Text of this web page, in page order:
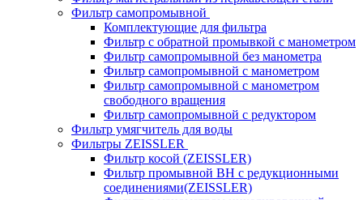
Фильтр самопромывной
Комплектующие для фильтра
Фильтр с обратной промывкой c манометром
Фильтр самопромывной без манометра
Фильтр самопромывной с манометром
Фильтр самопромывной с манометром
свободного вращения
Фильтр самопромывной с редуктором
Фильтр умягчитель для воды
Фильтры ZEISSLER
Фильтр косой (ZEISSLER)
Фильтр промывной ВН с редукционными
соединениями(ZEISSLER)